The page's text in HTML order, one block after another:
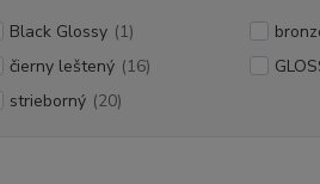
Black Glossy (1)
čierny leštený (16)
strieborný (20)